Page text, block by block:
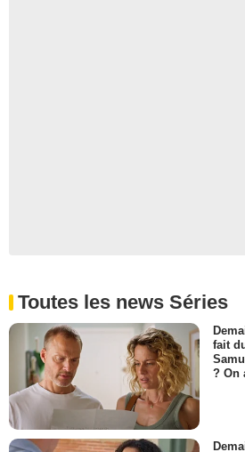
Toutes les news Séries
fait
? On